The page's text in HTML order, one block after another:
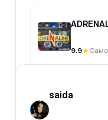
9.9
saida